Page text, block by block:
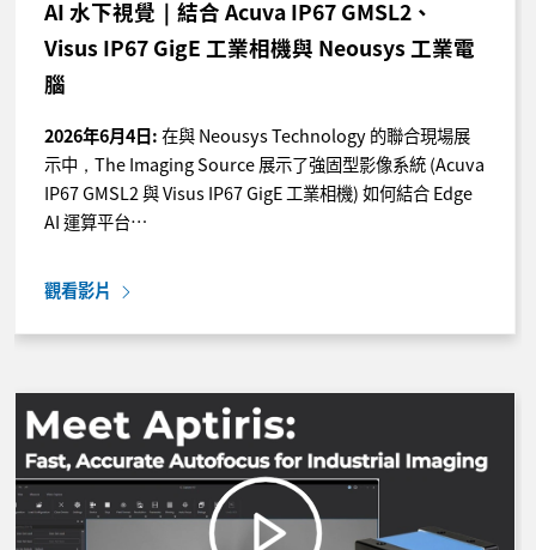
AI 水下視覺｜結合 Acuva IP67 GMSL2、
Visus IP67 GigE 工業相機與 Neousys 工業電
腦
2026年6月4日:在與 Neousys Technology 的聯合現場展
示中，The Imaging Source 展示了強固型影像系統 (Acuva
IP67 GMSL2 與 Visus IP67 GigE 工業相機) 如何結合 Edge
AI 運算平台…
觀看影片